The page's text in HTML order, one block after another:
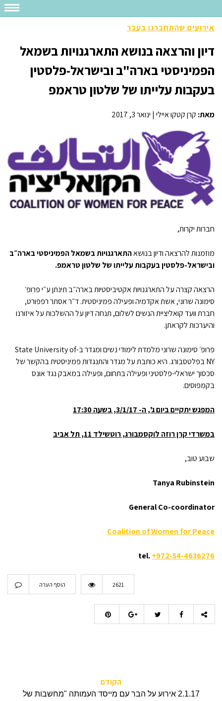
אירועים שהתחברנו בעבר
דיון והרצאה בנושא התארגנויות בשמאל
הפמיניסטי בארה"ב ובישראל-פלסטין
בעקבות עלייתו של שלטון טראמפ
מאת: קרן קטקו איילי | ינואר 3, 2017
חברות יקרות,
מוזמנות להרצאה ודיון בנושאהתארגנויות בשמאל הפמיניסטי בארה״ב
ובישראל-פלסטין בעקבות עלייתו של שלטון טראמפ.
הרצאה קצרה על התארגנויות אקטיביסטיות בארה״ב תינתן ע״י פרופ׳
סימונה שרוני, אשת אקדמיה ופעילה פמיניסטית. ד״ר אסתר רפפורט,
חברת וועד קואליציית הנשים לשלום, תנחה דיון על ההשלכות על איזורנו
והיערכות לקראתן.
פרופ׳ סימונה שרוני מלמדת לימודי נשים ומגדר ב-State University of
NY בפלטסבורג. היא כותבת על מגדר והתנגדות פמיניסטית בהקשר של
סכסוך ישראלי-פלסטיני ופעילה בתחום, ופעילה במאבק נגד אונס
בקמפוסים.
המפגש יתקיים ביום ג', ה- 3/1/17, בשעה 17:30
במשרדי קרן רוזה לוקסמבורג, רוטשילד 11, תל אביב
שבוע טוב,
Tanya Rubinstein
General Co-coordinator
Coalition of Women for Peace
tel.+972-54-4636276
הוסף הערה 2621
הקודם
2.1.17 אירוע על הבר עם מייסד העמותה "מחשבות של